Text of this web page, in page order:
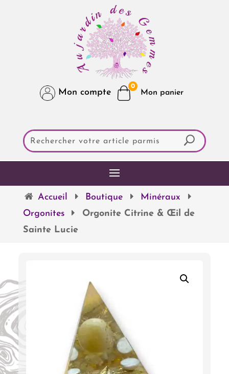
Mon compte
0
Accueil Boutique
Minéraux
Orgonites
Orgonite Citrine & Œil de
Sainte Lucie